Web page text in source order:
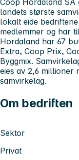
landets største
lokalt eide
medlemmer og har
Hordaland har 67
Extra, Coop Prix,
Byggmix.
eies av 2,6 millioner
samvirkelag.
Om bedriften
Sektor
Privat